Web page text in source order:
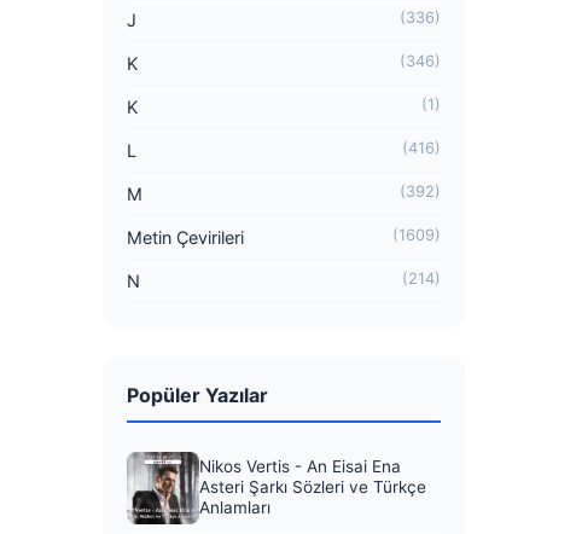
J (336)
K (346)
K (1)
L (416)
M (392)
Metin Çevirileri (1609)
N (214)
Popüler Yazılar
Nikos Vertis - An Eisai Ena
Asteri Şarkı Sözleri ve Türkçe
Anlamları